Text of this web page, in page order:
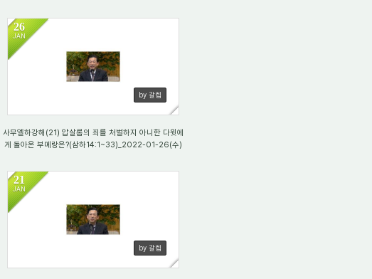
26
JAN
by 갈렙
사무엘하강해(21) 압살롬의 죄를 처벌하지 아니한 다윗에
게 돌아온 부메랑은?(삼하14:1~33)_2022-01-26(수)
21
JAN
by 갈렙